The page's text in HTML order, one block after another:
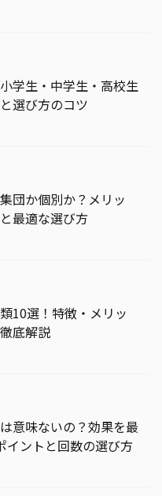
学生・中学生・高校生
選び方のコツ
団か個別か？メリッ
最適な選び方
10選！特徴・メリッ
底解説
意味ないの？効果を最
イントと回数の選び方